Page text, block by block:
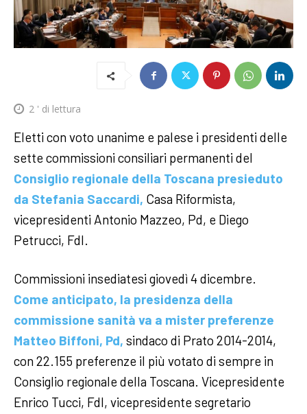
2 ' di lettura
Eletti con voto unanime e palese i presidenti delle
sette commissioni consiliari permanenti del
Consiglio regionale della Toscana presieduto
da Stefania Saccardi, Casa Riformista,
vicepresidenti Antonio Mazzeo, Pd, e Diego
Petrucci, FdI.
Commissioni insediatesi giovedì 4 dicembre.
Come anticipato, la presidenza della
commissione sanità va a mister preferenze
Matteo Biffoni, Pd, sindaco di Prato 2014-2014,
con 22.155 preferenze il più votato di sempre in
Consiglio regionale della Toscana. Vicepresidente
Enrico Tucci, FdI, vicepresidente segretario